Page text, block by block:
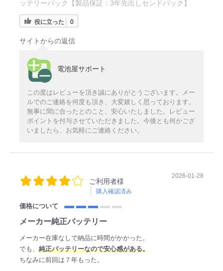
ッテリーパック【製品保証：3年先出しセンドバック】
役に立った 0
サイトからの返信
電池屋サポート
この度はレビューを頂き誠にありがとうございます。メー
ルでのご連絡を何度も頂き、大変嬉しく思っております。
無事に間に合ったとのこと、安心いたしました。レビュー
ポイントを付与させていただきました。今後とも何かござ
いましたら、お気軽にご連絡ください。
ご利用者様
購入確認済み
2026-01-28
価格について
メーカー純正バッテリー
メーカー在庫なしで納品に時間がかかった。
でも、 純正バッテリーなので安心感がある。
ちなみに前回は７年もった。